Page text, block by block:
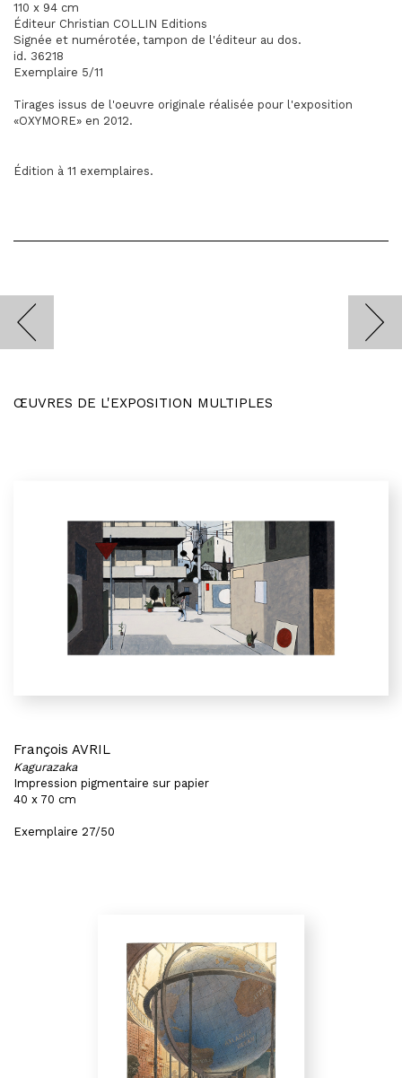
110 x 94 cm
Éditeur Christian COLLIN Editions
Signée et numérotée, tampon de l'éditeur au dos.
id. 36218
Exemplaire 5/11
Tirages issus de l'oeuvre originale réalisée pour l'exposition
«OXYMORE» en 2012.
Édition à 11 exemplaires.
ŒUVRES DE L'EXPOSITION MULTIPLES
François AVRIL
Kagurazaka
Impression pigmentaire sur papier
40 x 70 cm
Exemplaire 27/50